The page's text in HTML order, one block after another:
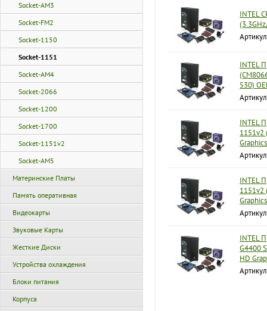
Socket-AM3
Socket-FM2
Socket-1150
Socket-1151
Socket-AM4
Socket-2066
Socket-1200
Socket-1700
Socket-1151v2
Socket-AM5
Материнские Платы
Память оперативная
Видеокарты
Звуковые Карты
Жесткие Диски
Устройства охлаждения
Блоки питания
Корпуса
INTEL
INTEL
530)
INTEL
1151v2
INTEL
1151v2
INTEL
G4400
HD